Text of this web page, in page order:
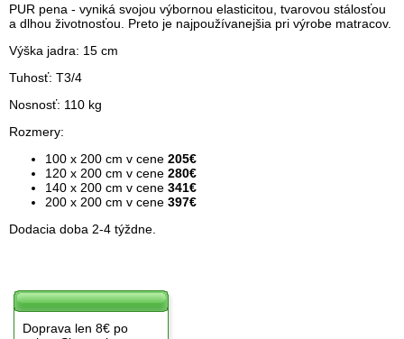
PUR pena - vyniká svojou výbornou elasticitou, tvarovou stálosťou
a dlhou životnosťou. Preto je najpoužívanejšia pri výrobe matracov.
Výška jadra: 15 cm
Tuhosť: T3/4
Nosnosť: 110 kg
Rozmery:
100 x 200 cm v cene 205€
120 x 200 cm v cene 280€
140 x 200 cm v cene 341€
200 x 200 cm v cene 397€
Dodacia doba 2-4 týždne.
Doprava len 8€ po